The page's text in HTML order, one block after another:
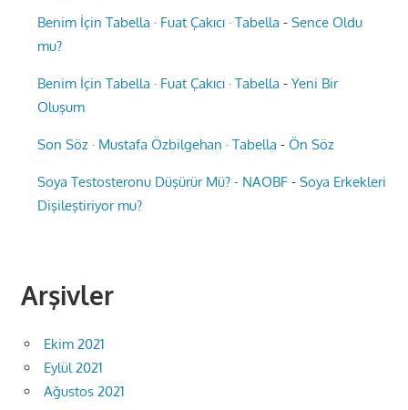
Benim İçin Tabella · Fuat Çakıcı · Tabella -Sence Oldu
mu?
Benim İçin Tabella · Fuat Çakıcı · Tabella -Yeni Bir
Oluşum
Son Söz · Mustafa Özbilgehan · Tabella -Ön Söz
Soya Testosteronu Düşürür Mü? - NAOBF -Soya Erkekleri
Dişileştiriyor mu?
Arşivler
Ekim 2021
Eylül 2021
Ağustos 2021